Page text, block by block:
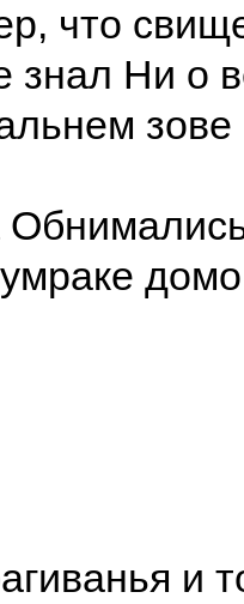
что
знал Ни о
зове
и